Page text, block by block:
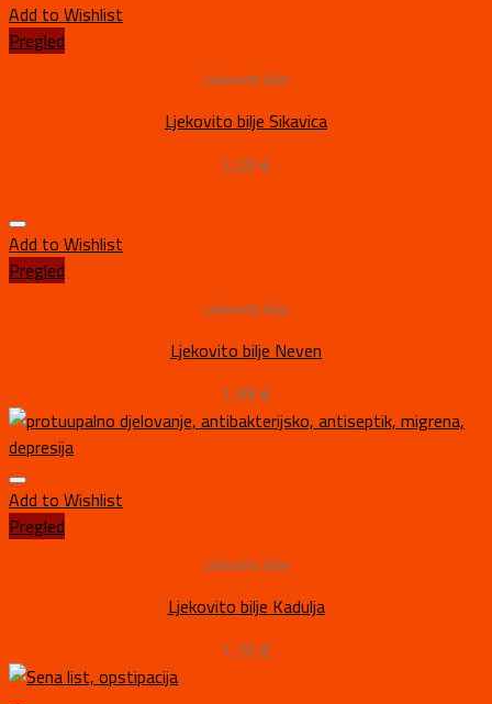
Add to Wishlist
Pregled
Ljekovito bilje
Ljekovito bilje Sikavica
2,20 €
Add to Wishlist
Pregled
Ljekovito bilje
Ljekovito bilje Neven
1,99 €
Add to Wishlist
Pregled
Ljekovito bilje
Ljekovito bilje Kadulja
1,70 €